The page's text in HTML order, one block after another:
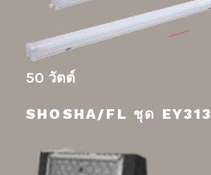
50 วัตต์
SHOSHA/FL ชุด EY313